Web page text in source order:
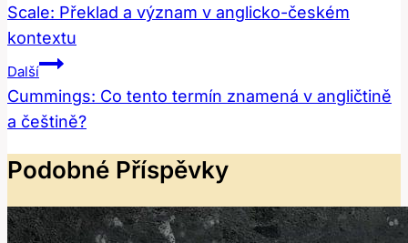
Pro
Příspěvek
Scale: Překlad a význam v anglicko-českém
kontextu
Další
Cummings: Co tento termín znamená v angličtině
a češtině?
Podobné Příspěvky